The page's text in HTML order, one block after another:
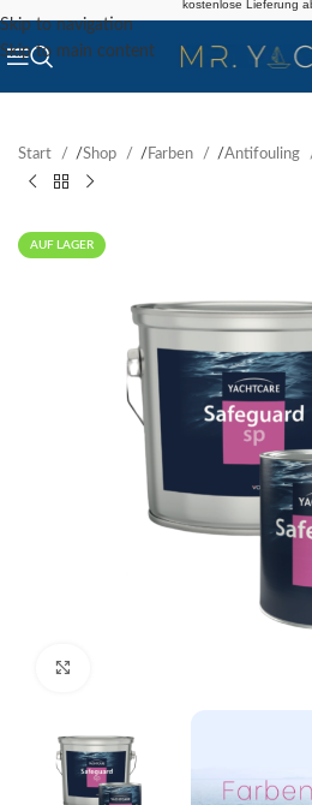
Skip to navigation
Skip to main content
kostenlose Lieferung
Start /Shop / Farben /Antifouling
AUF LAGER